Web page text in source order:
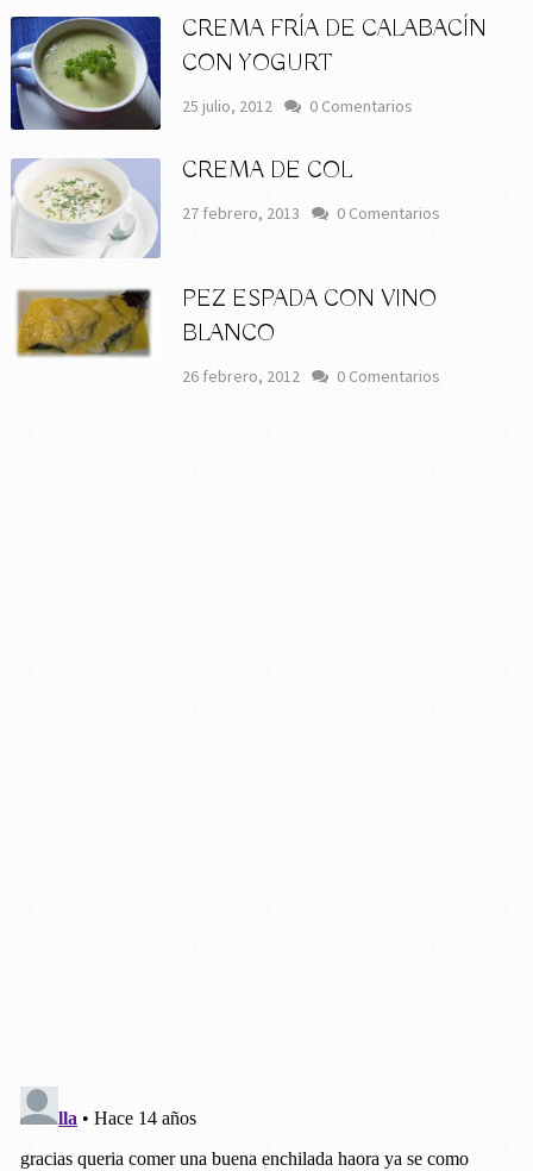
CREMA FRÍA DE CALABACÍN
CON YOGURT
25 julio, 2012 0 Comentarios
CREMA DE COL
27 febrero, 2013 0 Comentarios
PEZ ESPADA CON VINO
BLANCO
26 febrero, 2012 0 Comentarios